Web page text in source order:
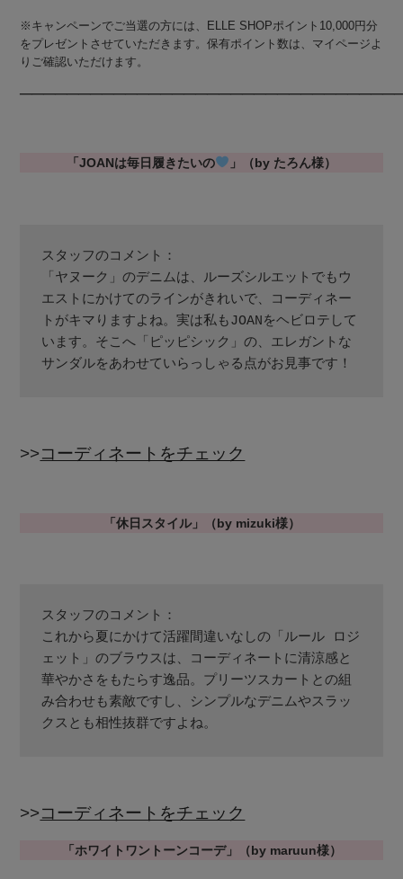
【ペプラム】トレンドシルエット
パンツ
スカート
ジャケット
コート
ルームウェア・パジャマ
スニーカー
フラットシューズ
ショルダーバッグ
ボディバッグ・ウェストポーチ
クラッチバッグ
ボストンバッグ
ストール・マフラー・ケープ
ベルト
グローブ
ポーチ
チャーム・ストラップ
すべてのアクセサリー
コサージュ・ブローチ
アンクレット
すべてのランジェリー
スポーツ
ウェア
バッグ・小物
水着・スイムウェア
特集一覧
NEW IN BRAND
PERSONAL COLOR
エディター厳選ギフト
※キャンペーンでご当選の方には、ELLE SHOPポイント10,000円分
をプレゼントさせていただきます。保有ポイント数は、マイページよ
りご確認いただけます。
「JOANは毎日履きたいの 」（by たろん様）
スタッフのコメント：
「ヤヌーク」のデニムは、ルーズシルエットでもウ
エストにかけてのラインがきれいで、コーディネー
トがキマりますよね。実は私もJOANをヘビロテして
います。そこへ「ピッピシック」の、エレガントな
サンダルをあわせていらっしゃる点がお見事です！
>>コーディネートをチェック
「休日スタイル」（by mizuki様）
スタッフのコメント：
これから夏にかけて活躍間違いなしの「ルール ロジ
ェット」のブラウスは、コーディネートに清涼感と
華やかさをもたらす逸品。プリーツスカートとの組
み合わせも素敵ですし、シンプルなデニムやスラッ
クスとも相性抜群ですよね。
>>コーディネートをチェック
「ホワイトワントーンコーデ」（by maruun様）